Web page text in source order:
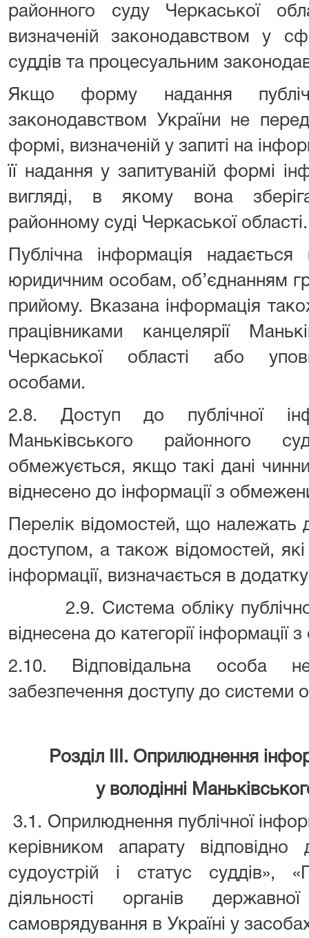
районного суду Черкаської
визначеній законодавством у
суддів та процесуальним
Якщо форму надання
законодавством України не
формі, визначеній у запиті на
її надання у запитуваній формі
вигляді, в якому вона
районному суді Черкаської області.
Публічна інформація
юридичним особам, об’єднанням
прийому. Вказана інформація
працівниками канцелярії
Черкаської області або
особами.
2.8. Доступ до публічної
Маньківського районного
обмежується, якщо такі дані
віднесено до інформації з
Перелік відомостей, що
доступом, а також відомостей, які
інформації, визначається в
2.9. Система обліку
віднесена до категорії
2.10. Відповідальна особа
забезпечення доступу до системи
Розділ IIІ. Оприлюднення
у володінні
3.1. Оприлюднення публічної
керівником апарату
судоустрій і статус суддів»,
діяльності органів
самоврядування в Україні у